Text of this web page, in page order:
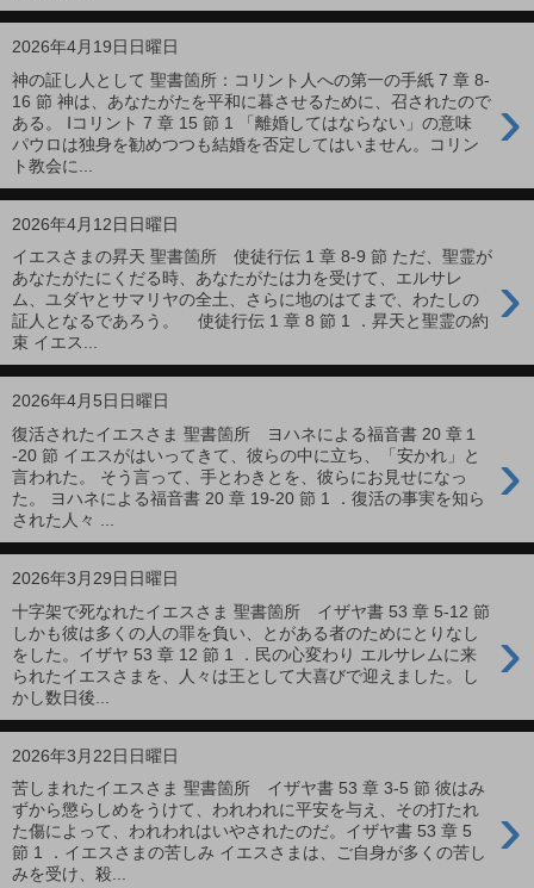
2026年4月19日日曜日
›
神の証し人として 聖書箇所：コリント人への第一の手紙 7 章 8-
16 節 神は、あなたがたを平和に暮させるために、召されたので
ある。 Ⅰコリント 7 章 15 節 1 「離婚してはならない」の意味
パウロは独身を勧めつつも結婚を否定してはいません。コリン
ト教会に...
2026年4月12日日曜日
›
イエスさまの昇天 聖書箇所 使徒行伝 1 章 8-9 節 ただ、聖霊が
あなたがたにくだる時、あなたがたは力を受けて、エルサレ
ム、ユダヤとサマリヤの全土、さらに地のはてまで、わたしの
証人となるであろう。 使徒行伝 1 章 8 節 1 ．昇天と聖霊の約
束 イエス...
2026年4月5日日曜日
›
復活されたイエスさま 聖書箇所 ヨハネによる福音書 20 章１
-20 節 イエスがはいってきて、彼らの中に立ち、「安かれ」と
言われた。 そう言って、手とわきとを、彼らにお見せになっ
た。 ヨハネによる福音書 20 章 19-20 節 1 ．復活の事実を知ら
された人々 ...
2026年3月29日日曜日
›
十字架で死なれたイエスさま 聖書箇所 イザヤ書 53 章 5-12 節
しかも彼は多くの人の罪を負い、とがある者のためにとりなし
をした。イザヤ 53 章 12 節 1 ．民の心変わり エルサレムに来
られたイエスさまを、人々は王として大喜びで迎えました。し
かし数日後...
2026年3月22日日曜日
›
苦しまれたイエスさま 聖書箇所 イザヤ書 53 章 3-5 節 彼はみ
ずから懲らしめをうけて、われわれに平安を与え、その打たれ
た傷によって、われわれはいやされたのだ。イザヤ書 53 章 5
節 1 ．イエスさまの苦しみ イエスさまは、ご自身が多くの苦し
みを受け、殺...